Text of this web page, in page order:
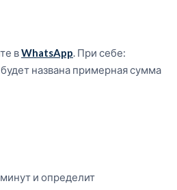
вWhatsApp. При себе:
названа примерная сумма
и определит